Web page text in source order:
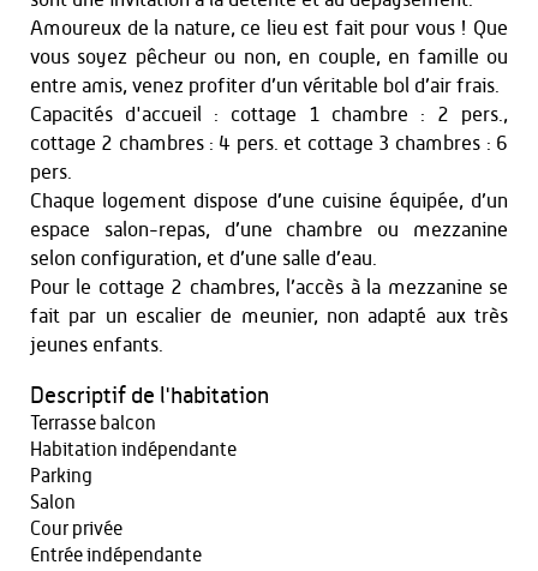
Amoureux de la nature, ce lieu est fait pour vous ! Que
vous soyez pêcheur ou non, en couple, en famille ou
entre amis, venez profiter d’un véritable bol d’air frais.
Capacités d'accueil : cottage 1 chambre : 2 pers.,
cottage 2 chambres : 4 pers. et cottage 3 chambres : 6
pers.
Chaque logement dispose d’une cuisine équipée, d’un
espace salon-repas, d’une chambre ou mezzanine
selon configuration, et d’une salle d’eau.
Pour le cottage 2 chambres, l’accès à la mezzanine se
fait par un escalier de meunier, non adapté aux très
jeunes enfants.
Descriptif de l'habitation
Terrasse balcon
Habitation indépendante
Parking
Salon
Cour privée
Entrée indépendante